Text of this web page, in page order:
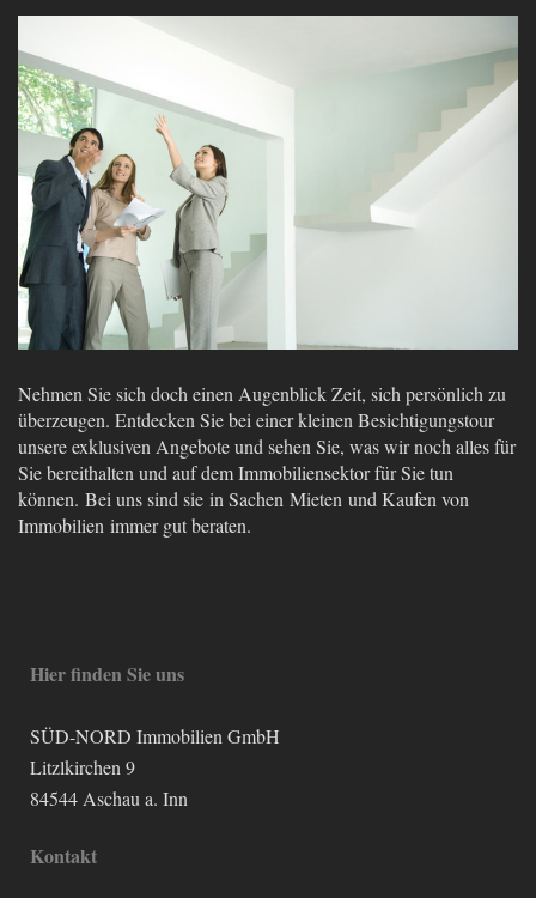
Nehmen Sie sich doch einen Augenblick Zeit, sich persönlich zu
überzeugen. Entdecken Sie bei einer kleinen Besichtigungstour
unsere exklusiven Angebote und sehen Sie, was wir noch alles für
Sie bereithalten und auf dem Immobiliensektor für Sie tun
können. Bei uns sind sie in Sachen Mieten und Kaufen von
Immobilien immer gut beraten.
Hier finden Sie uns
SÜD-NORD Immobilien GmbH
Litzlkirchen 9
84544 Aschau a. Inn
Kontakt